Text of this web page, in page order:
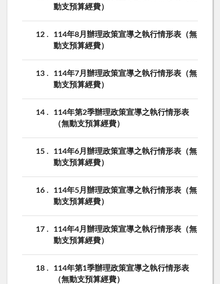
動支預算經費）
12
114年8月辦理政策宣導之執行情形表（無
動支預算經費）
13
114年7月辦理政策宣導之執行情形表（無
動支預算經費）
14
114年第2季辦理政策宣導之執行情形表
（無動支預算經費）
15
114年6月辦理政策宣導之執行情形表（無
動支預算經費）
16
114年5月辦理政策宣導之執行情形表（無
動支預算經費）
17
114年4月辦理政策宣導之執行情形表（無
動支預算經費）
18
114年第1季辦理政策宣導之執行情形表
（無動支預算經費）